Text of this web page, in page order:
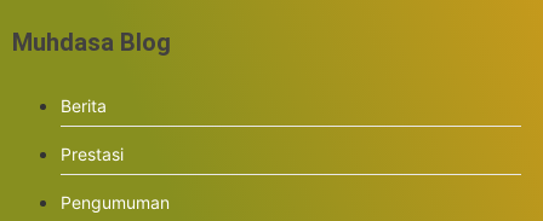
Muhdasa Blog
Berita
Prestasi
Pengumuman